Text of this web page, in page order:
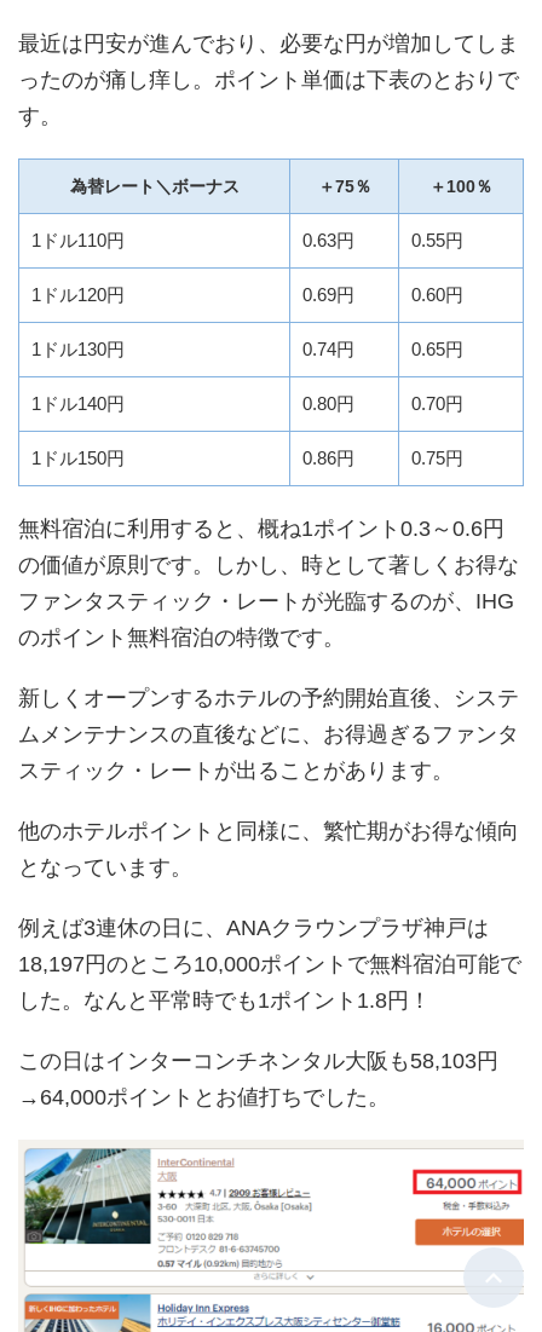
最近は円安が進んでおり、必要な円が増加してしま
ったのが痛し痒し。ポイント単価は下表のとおりで
す。
為替レート＼ボーナス ＋75％ ＋100％
1ドル110円 0.63円 0.55円
1ドル120円 0.69円 0.60円
1ドル130円 0.74円 0.65円
1ドル140円 0.80円 0.70円
1ドル150円 0.86円 0.75円
無料宿泊に利用すると、概ね1ポイント0.3～0.6円
の価値が原則です。しかし、時として著しくお得な
ファンタスティック・レートが光臨するのが、IHG
のポイント無料宿泊の特徴です。
新しくオープンするホテルの予約開始直後、システ
ムメンテナンスの直後などに、お得過ぎるファンタ
スティック・レートが出ることがあります。
他のホテルポイントと同様に、繁忙期がお得な傾向
となっています。
例えば3連休の日に、ANAクラウンプラザ神戸は
18,197円のところ10,000ポイントで無料宿泊可能で
した。なんと平常時でも1ポイント1.8円！
この日はインターコンチネンタル大阪も58,103円
→64,000ポイントとお値打ちでした。